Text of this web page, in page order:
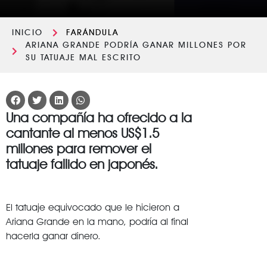
INICIO
FARÁNDULA
ARIANA GRANDE PODRÍA GANAR MILLONES POR
SU TATUAJE MAL ESCRITO
Una compañía ha ofrecido a la
cantante al menos US$1.5
millones para remover el
tatuaje fallido en japonés.
El tatuaje equivocado que le hicieron a
Ariana Grande en la mano, podría al final
hacerla ganar dinero.